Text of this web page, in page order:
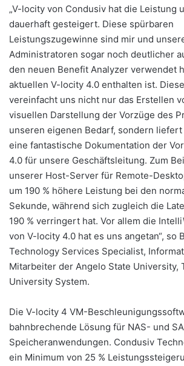
„V-locity von Condusiv hat die Leistung
dauerhaft gesteigert. Diese spürbaren
Leistungszugewinne sind mir und
Administratoren sogar noch deutlicher
den neuen Benefit Analyzer verwendet
aktuellen V-locity 4.0 enthalten ist.
vereinfacht uns nicht nur das Erstellen
visuellen Darstellung der Vorzüge des
unseren eigenen Bedarf, sondern
eine fantastische Dokumentation der
4.0 für unsere Geschäftsleitung. Zum
unserer Host-Server für Remote-
um 190 % höhere Leistung bei den
Sekunde, während sich zugleich die
190 % verringert hat. Vor allem die
von V-locity 4.0 hat es uns angetan“, so
Technology Services Specialist,
Mitarbeiter der Angelo State University,
University System.
Die V-locity 4 VM-
bahnbrechende Lösung für NAS- und
Speicheranwendungen. Condusiv
ein Minimum von 25 %